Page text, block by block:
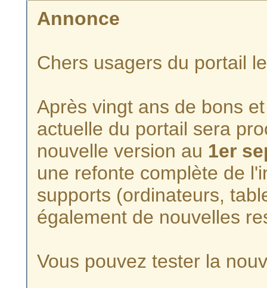
Annonce
Chers usagers du portail
Après vingt ans de bons
actuelle du portail sera
nouvelle version au 1er
une refonte complète de
supports (ordinateurs,
également de nouvelles
Vous pouvez tester la